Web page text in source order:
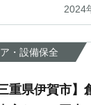
2024
・設備保全
三重県伊賀市】